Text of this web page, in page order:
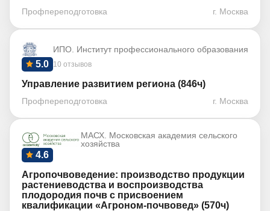
Профпереподготовка г. Москва
ИПО. Институт профессионального образования
10 отзывов
5.0
Управление развитием региона (846ч)
Профпереподготовка г. Москва
МАСХ. Московская академия сельского
хозяйства
4.6
Агропочвоведение: производство продукции
растениеводства и воспроизводства
плодородия почв с присвоением
квалификации «Агроном-почвовед» (570ч)